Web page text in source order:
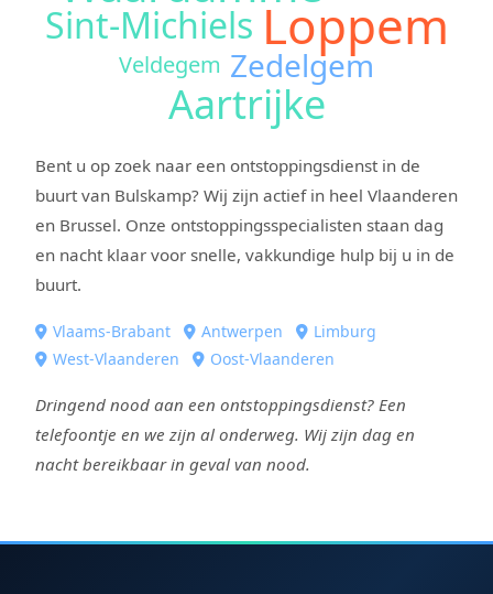
Sint-MichielsLoppem
Veldegem Zedelgem
Aartrijke
Bent u op zoek naar een ontstoppingsdienst in de
buurt van Bulskamp? Wij zijn actief in heel Vlaanderen
en Brussel. Onze ontstoppingsspecialisten staan dag
en nacht klaar voor snelle, vakkundige hulp bij u in de
buurt.
Vlaams-Brabant Antwerpen
Limburg
West-Vlaanderen
Oost-Vlaanderen
Dringend nood aan een ontstoppingsdienst? Een
telefoontje en we zijn al onderweg. Wij zijn dag en
nacht bereikbaar in geval van nood.